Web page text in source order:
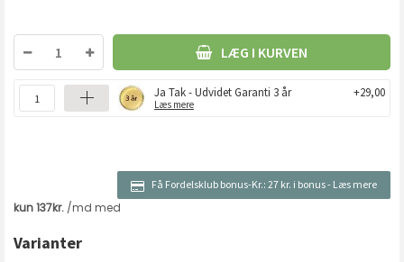
LÆG I KURVEN
Ja Tak - Udvidet Garanti 3 år
Læs mere
+29,00
Få Fordelsklub bonus-Kr.: 27 kr. i bonus- Læs mere
Varianter